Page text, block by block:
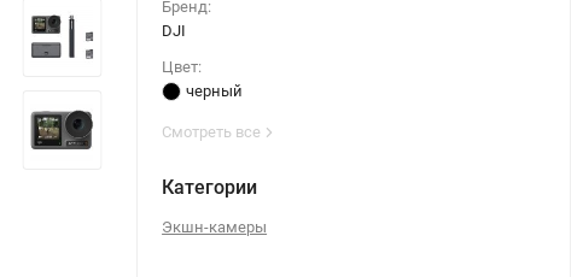
Бренд:
DJI
Цвет:
черный
Смотреть все
Категории
Экшн-камеры